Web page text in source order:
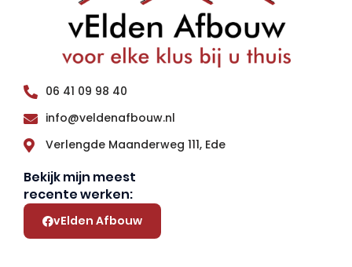
06 41 09 98 40
info@veldenafbouw.nl
Verlengde Maanderweg 111, Ede
Bekijk mijn meest
recente werken:
vElden Afbouw